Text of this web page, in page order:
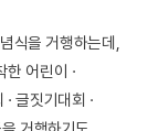
식을 거행하는데,
한 어린이 ·
글짓기대회 ·